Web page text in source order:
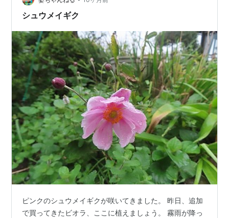
４種のチーズがなにかと言えば …
シュウメイギク
ピンクのシュウメイギクが咲いてきました。 昨日、追加
で買ってきたビオラ、ここに植えましょう。 霧雨が降っ